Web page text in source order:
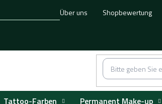
Über uns Shopbewertung
Tattoo-Farben Permanent Make-up